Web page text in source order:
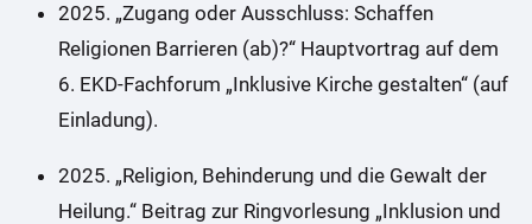
2025. „Zugang oder Ausschluss: Schaffen
Religionen Barrieren (ab)?“ Hauptvortrag auf dem
6. EKD-Fachforum „Inklusive Kirche gestalten“ (auf
Einladung).
2025. „Religion, Behinderung und die Gewalt der
Heilung.“ Beitrag zur Ringvorlesung „Inklusion und